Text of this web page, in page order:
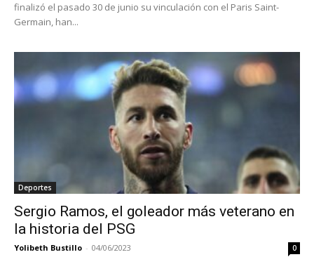
finalizó el pasado 30 de junio su vinculación con el Paris Saint-
Germain, han...
Deportes
Sergio Ramos, el goleador más veterano en
la historia del PSG
Yolibeth Bustillo - 04/06/2023 0